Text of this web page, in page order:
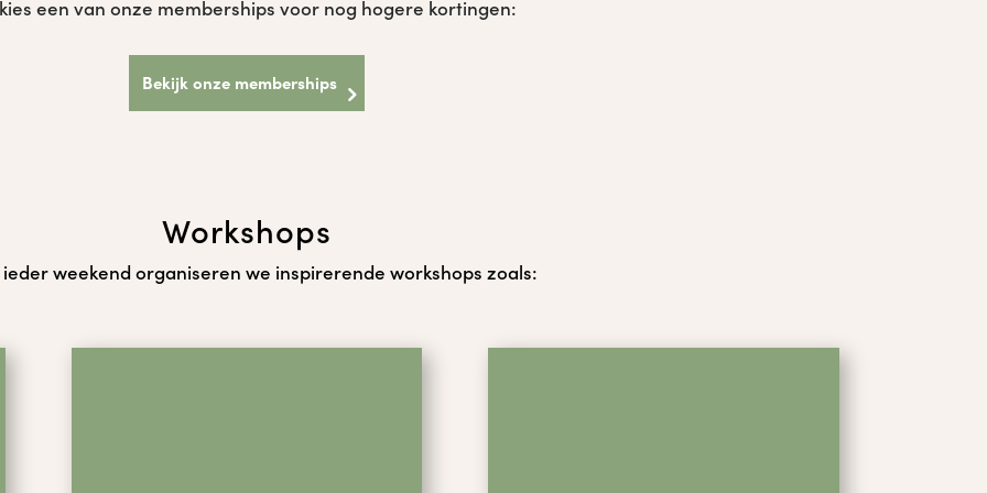
een van onze memberships voor nog hogere kortingen:
Bekijk onze memberships
Workshops
ieder weekend organiseren we inspirerende workshops zoals: